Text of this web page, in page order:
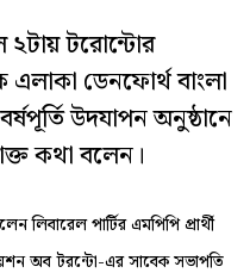
২টায় টরোন্টোর
এলাকা ডেনফোর্থ বাংলা
উদযাপন অনুষ্ঠানে
কথা বলেন।
লিবারেল পার্টির এমপিপি প্রার্থী
অব টরন্টো-এর সাবেক সভাপতি